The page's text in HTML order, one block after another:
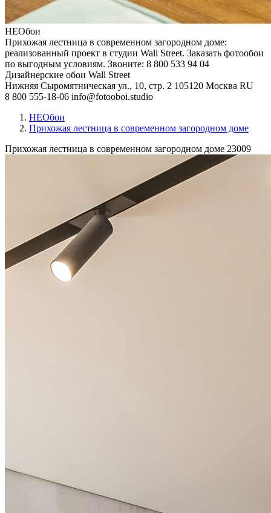
НЕОбои
Прихожая лестница в современном загородном доме:
реализованный проект в студии Wall Street. Заказать фотообои
по выгодным условиям. Звоните: 8 800 533 94 04
Дизайнерские обои Wall Street
Нижняя Сыромятническая ул., 10, стр. 2 105120 Москва RU
8 800 555-18-06 info@fotooboi.studio
НЕОбои
Прихожая лестница в современном загородном доме
Прихожая лестница в современном загородном доме 23009